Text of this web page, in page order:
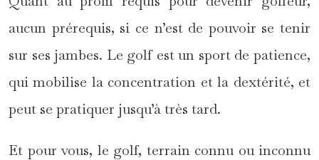
aucun prérequis, si ce n’est de pouvoir se tenir
sur ses jambes. Le golf est un sport de patience,
qui mobilise la concentration et la dextérité, et
peut se pratiquer jusqu’à très tard.
Et pour vous, le golf, terrain connu ou inconnu